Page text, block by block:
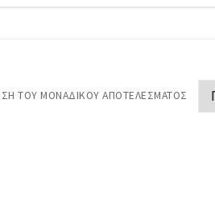
ΤΟΥ ΜΟΝΑΔΙΚΟΎ ΑΠΟΤΕΛΈΣΜΑΤΟΣ